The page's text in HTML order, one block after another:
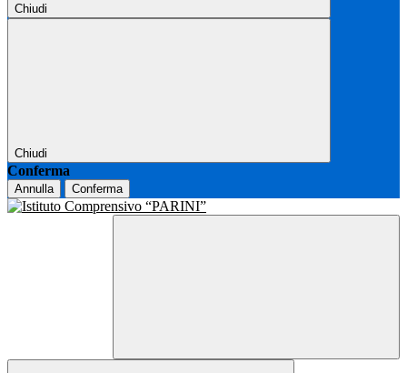
Chiudi
Chiudi
Conferma
Annulla Conferma